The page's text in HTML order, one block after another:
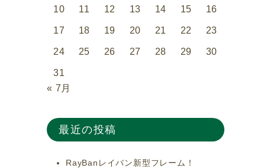
10 11 12 13 14 15 16
17 18 19 20 21 22 23
24 25 26 27 28 29 30
31
« 7月
最近の投稿
RayBanレイバン新型フレーム！